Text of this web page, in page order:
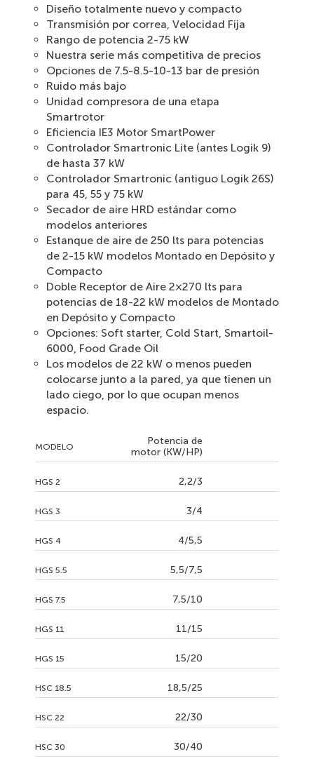
Diseño totalmente nuevo y compacto
Transmisión por correa, Velocidad Fija
Rango de potencia 2-75 kW
Nuestra serie más competitiva de precios
Opciones de 7.5-8.5-10-13 bar de presión
Ruido más bajo
Unidad compresora de una etapa
Smartrotor
Eficiencia IE3 Motor SmartPower
Controlador Smartronic Lite (antes Logik 9)
de hasta 37 kW
Controlador Smartronic (antiguo Logik 26S)
para 45, 55 y 75 kW
Secador de aire HRD estándar como
modelos anteriores
Estanque de aire de 250 lts para potencias
de 2-15 kW modelos Montado en Depósito y
Compacto
Doble Receptor de Aire 2×270 lts para
potencias de 18-22 kW modelos de Montado
en Depósito y Compacto
Opciones: Soft starter, Cold Start, Smartoil-
6000, Food Grade Oil
Los modelos de 22 kW o menos pueden
colocarse junto a la pared, ya que tienen un
lado ciego, por lo que ocupan menos
espacio.
MODELO
Potencia de
motor (KW/HP)
HGS 2 2,2/3
HGS 3 3/4
HGS 4 4/5,5
HGS 5.5 5,5/7,5
HGS 7.5 7,5/10
HGS 11 11/15
HGS 15 15/20
HSC 18.5 18,5/25
HSC 22 22/30
HSC 30 30/40